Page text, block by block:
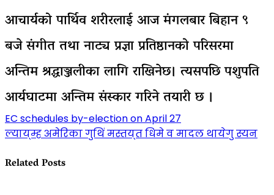
आचार्यको पार्थिव शरीरलाई आज मंगलबार बिहान ९
बजे संगीत तथा नाट्य प्रज्ञा प्रतिष्ठानको परिसरमा
अन्तिम श्रद्धाञ्जलीका लागि राखिनेछ। त्यसपछि पशुपति
आर्यघाटमा अन्तिम संस्कार गरिने तयारी छ ।
Post
navigation
EC schedules by-election on April 27
ल्याय्‌म्ह अमेरिका गुथिं मस्तय्‌त धिमे व मादल थायेगु स्यन
Related Posts